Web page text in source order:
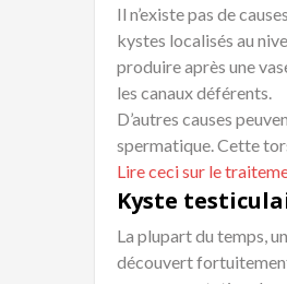
Il n’existe pas de
kystes localisés au
produire après une
les canaux déférents.
D’autres causes
spermatique. Cette
Lire ceci sur le
Kyste
La plupart du temps,
découvert